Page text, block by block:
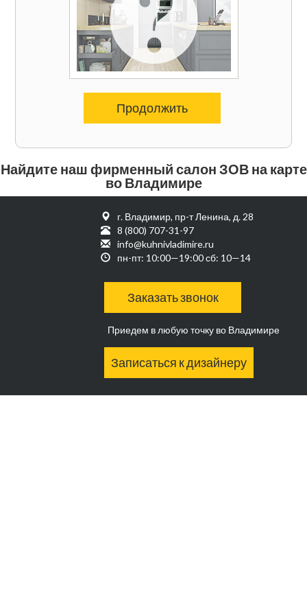
Продолжить
Найдите наш фирменный салон ЗОВ на карте
во Владимире
г. Владимир, пр-т Ленина, д. 28
8 (800) 707-31-97
info@kuhnivladimire.ru
пн-пт: 10:00—19:00 сб: 10—14
Заказать звонок
Приедем в любую точку во Владимире
Записаться к дизайнеру